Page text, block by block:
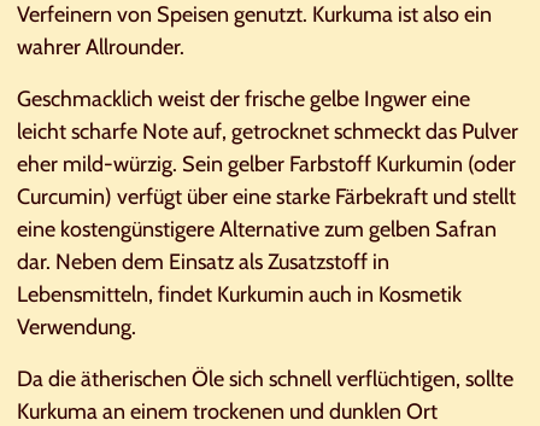
Verfeinern von Speisen genutzt. Kurkuma ist also ein
wahrer Allrounder.
Geschmacklich weist der frische gelbe Ingwer eine
leicht scharfe Note auf, getrocknet schmeckt das Pulver
eher mild-würzig. Sein gelber Farbstoff Kurkumin (oder
Curcumin) verfügt über eine starke Färbekraft und stellt
eine kostengünstigere Alternative zum gelben Safran
dar. Neben dem Einsatz als Zusatzstoff in
Lebensmitteln, findet Kurkumin auch in Kosmetik
Verwendung.
Da die ätherischen Öle sich schnell verflüchtigen, sollte
Kurkuma an einem trockenen und dunklen Ort